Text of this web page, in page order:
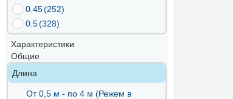
0.45(252)
0.5(328)
Характеристики
Общие
Длина
От 0,5 м - по 4 м (Режем в